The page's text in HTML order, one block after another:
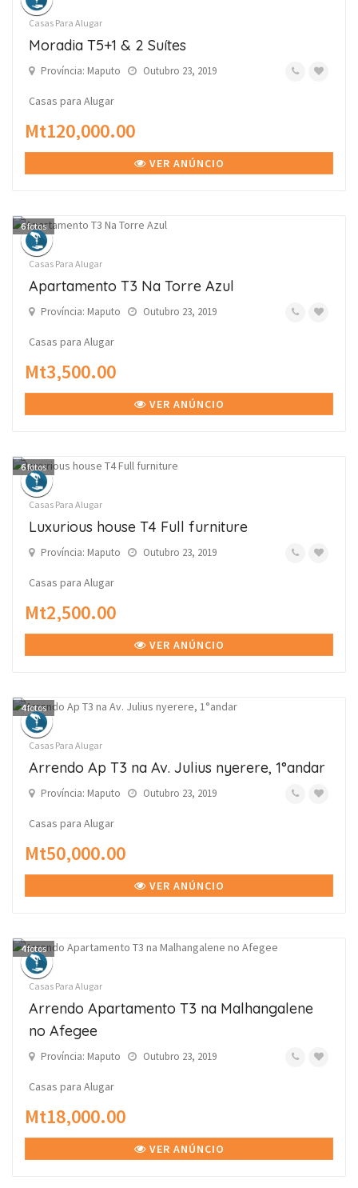
Casas Para Alugar
Moradia T5+1 & 2 Suítes
Província: Maputo Outubro 23, 2019
Casas para Alugar
Mt120,000.00
VER ANÚNCIO
6fotos
Casas Para Alugar
Apartamento T3 Na Torre Azul
Província: Maputo Outubro 23, 2019
Casas para Alugar
Mt3,500.00
VER ANÚNCIO
6fotos
Casas Para Alugar
Luxurious house T4 Full furniture
Província: Maputo Outubro 23, 2019
Casas para Alugar
Mt2,500.00
VER ANÚNCIO
4fotos
Casas Para Alugar
Arrendo Ap T3 na Av. Julius nyerere, 1°andar
Província: Maputo Outubro 23, 2019
Casas para Alugar
Mt50,000.00
VER ANÚNCIO
4fotos
Casas Para Alugar
Arrendo Apartamento T3 na Malhangalene
no Afegee
Província: Maputo Outubro 23, 2019
Casas para Alugar
Mt18,000.00
VER ANÚNCIO